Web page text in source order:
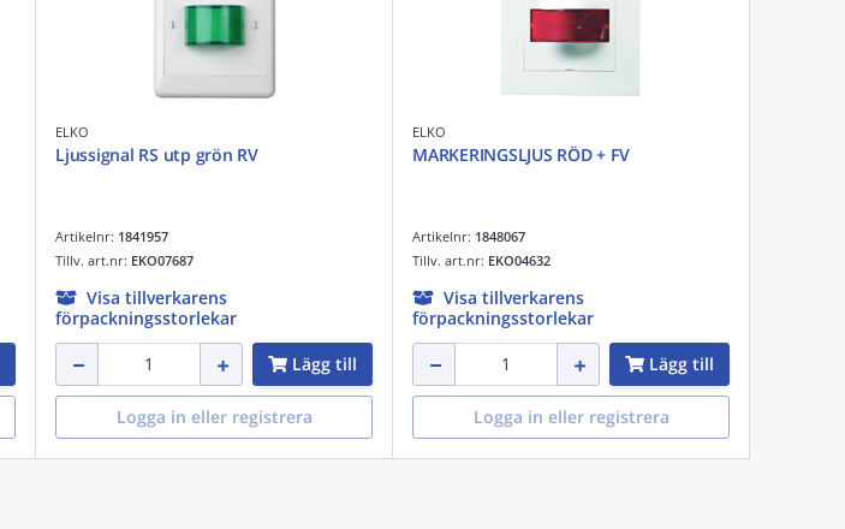
ELKO
Ljussignal RS utp grön RV
Artikelnr: 1841957
Tillv. art.nr: EKO07687
Visa tillverkarens
förpackningsstorlekar
Lägg till
Logga in eller registrera
ELKO
MARKERINGSLJUS RÖD + FV
Artikelnr: 1848067
Tillv. art.nr: EKO04632
Visa tillverkarens
förpackningsstorlekar
Lägg till
Logga in eller registrera